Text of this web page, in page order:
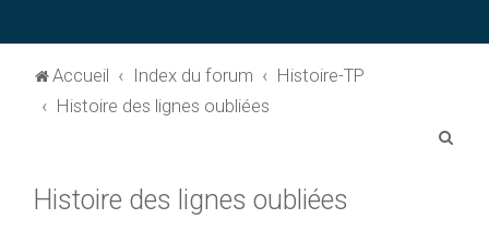
Accueil Index du forum
Histoire-TP
Histoire des lignes oubliées
Histoire des lignes oubliées